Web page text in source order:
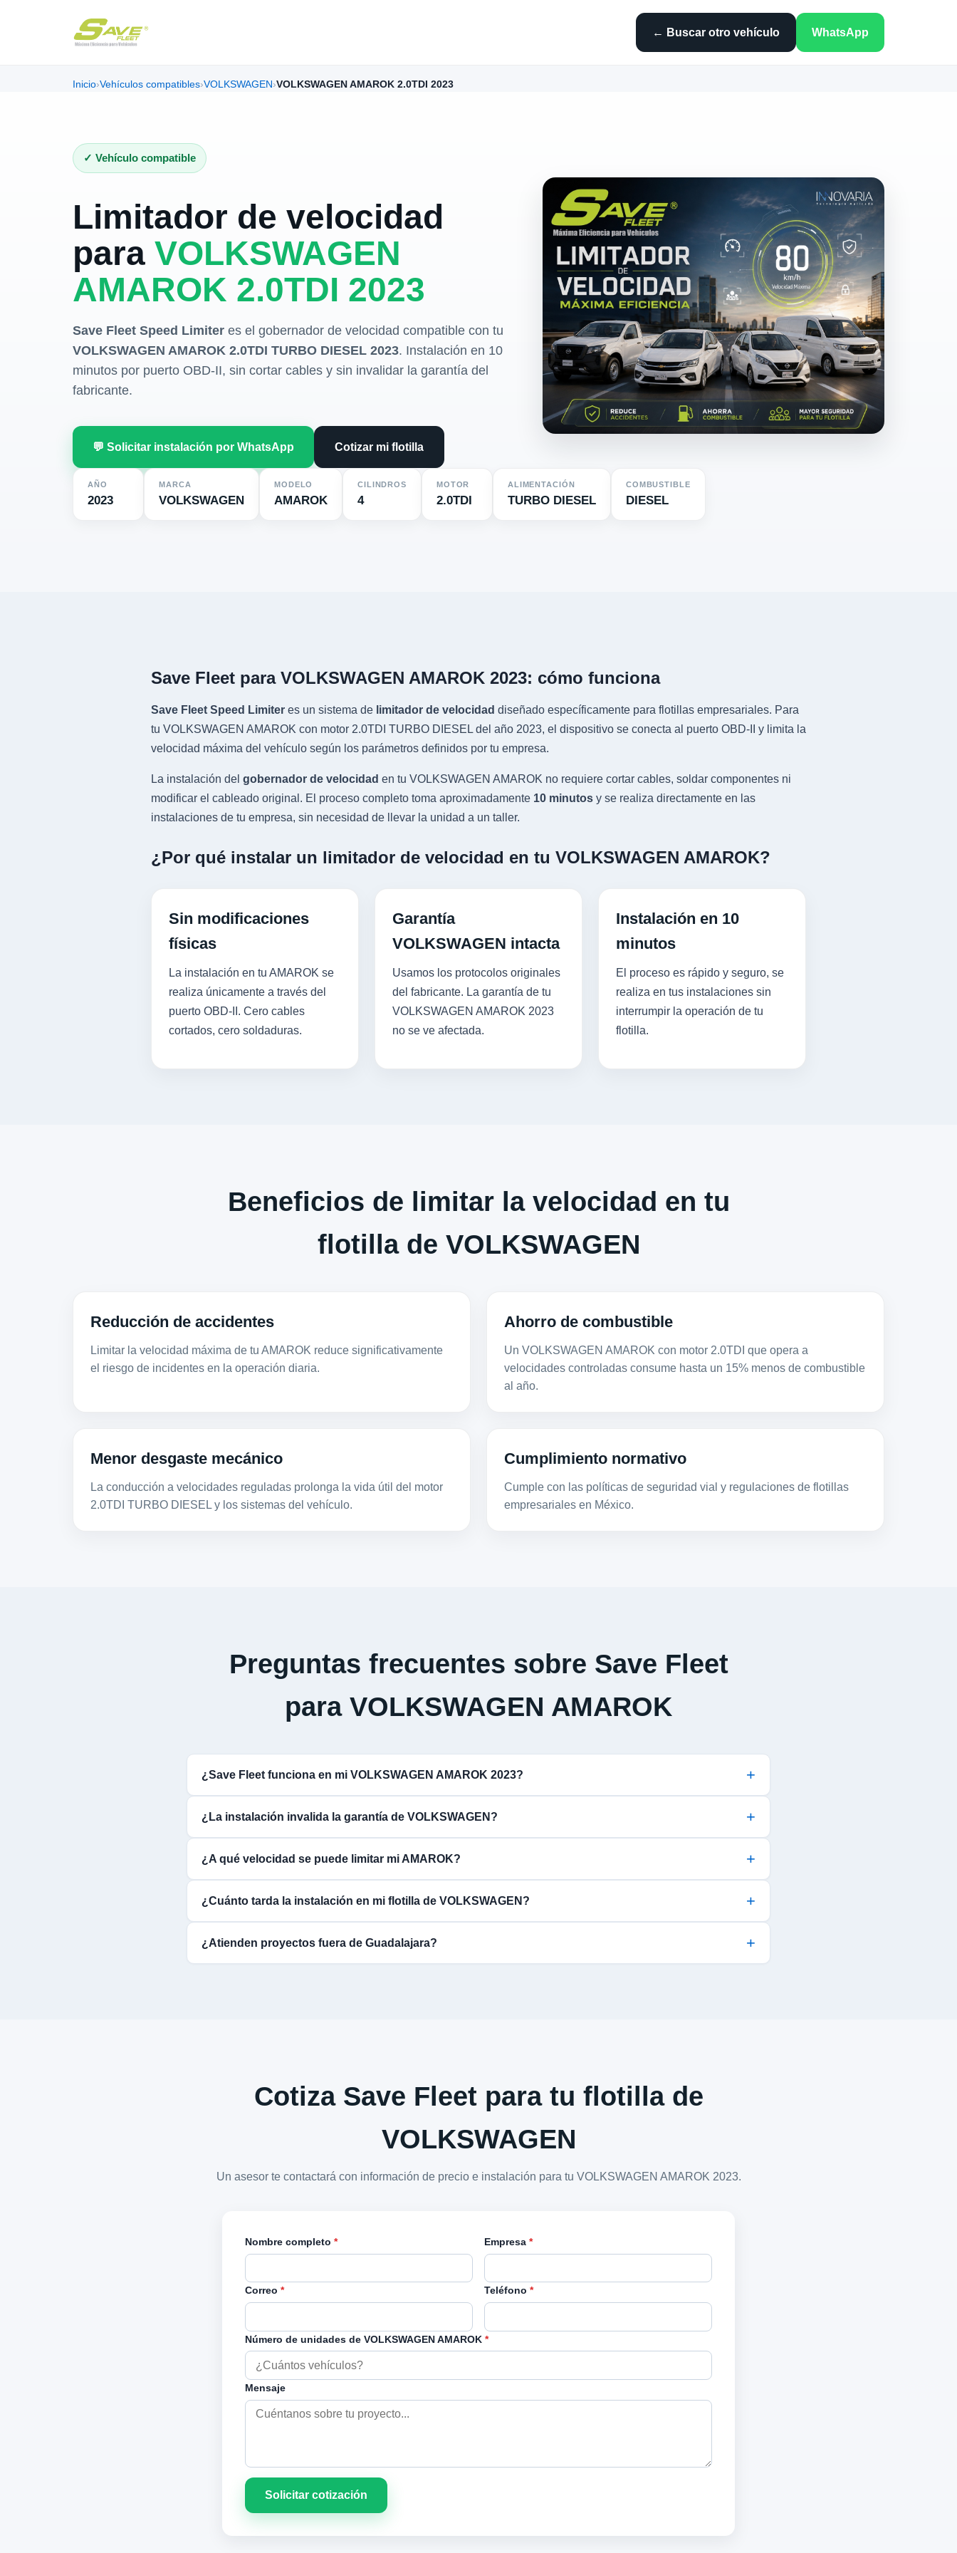
← Buscar otro vehículo WhatsApp
Inicio›Vehículos compatibles›VOLKSWAGEN ›VOLKSWAGEN AMAROK 2.0TDI 2023
✓ Vehículo compatible
Limitador de velocidad
para VOLKSWAGEN
AMAROK 2.0TDI 2023
Save Fleet Speed Limiter es el gobernador de velocidad compatible con tu
VOLKSWAGEN AMAROK 2.0TDI TURBO DIESEL 2023. Instalación en 10
minutos por puerto OBD-II, sin cortar cables y sin invalidar la garantía del
fabricante.
💬 Solicitar instalación por WhatsApp Cotizar mi flotilla
AÑO
2023
MARCA
VOLKSWAGEN
MODELO
AMAROK
CILINDROS
4
MOTOR
2.0TDI
ALIMENTACIÓN
TURBO DIESEL
COMBUSTIBLE
DIESEL
Save Fleet para VOLKSWAGEN AMAROK 2023: cómo funciona
Save Fleet Speed Limiter es un sistema de limitador de velocidad diseñado específicamente para flotillas empresariales. Para
tu VOLKSWAGEN AMAROK con motor 2.0TDI TURBO DIESEL del año 2023, el dispositivo se conecta al puerto OBD-II y limita la
velocidad máxima del vehículo según los parámetros definidos por tu empresa.
La instalación del gobernador de velocidad en tu VOLKSWAGEN AMAROK no requiere cortar cables, soldar componentes ni
modificar el cableado original. El proceso completo toma aproximadamente 10 minutos y se realiza directamente en las
instalaciones de tu empresa, sin necesidad de llevar la unidad a un taller.
¿Por qué instalar un limitador de velocidad en tu VOLKSWAGEN AMAROK?
Sin modificaciones
físicas
La instalación en tu AMAROK se
realiza únicamente a través del
puerto OBD-II. Cero cables
cortados, cero soldaduras.
Garantía
VOLKSWAGEN intacta
Usamos los protocolos originales
del fabricante. La garantía de tu
VOLKSWAGEN AMAROK 2023
no se ve afectada.
Instalación en 10
minutos
El proceso es rápido y seguro, se
realiza en tus instalaciones sin
interrumpir la operación de tu
flotilla.
Beneficios de limitar la velocidad en tu
flotilla de VOLKSWAGEN
Reducción de accidentes
Limitar la velocidad máxima de tu AMAROK reduce significativamente
el riesgo de incidentes en la operación diaria.
Ahorro de combustible
Un VOLKSWAGEN AMAROK con motor 2.0TDI que opera a
velocidades controladas consume hasta un 15% menos de combustible
al año.
Menor desgaste mecánico
La conducción a velocidades reguladas prolonga la vida útil del motor
2.0TDI TURBO DIESEL y los sistemas del vehículo.
Cumplimiento normativo
Cumple con las políticas de seguridad vial y regulaciones de flotillas
empresariales en México.
Preguntas frecuentes sobre Save Fleet
para VOLKSWAGEN AMAROK
¿Save Fleet funciona en mi VOLKSWAGEN AMAROK 2023?
¿La instalación invalida la garantía de VOLKSWAGEN?
¿A qué velocidad se puede limitar mi AMAROK?
¿Cuánto tarda la instalación en mi flotilla de VOLKSWAGEN?
¿Atienden proyectos fuera de Guadalajara?
Cotiza Save Fleet para tu flotilla de
VOLKSWAGEN
Un asesor te contactará con información de precio e instalación para tu VOLKSWAGEN AMAROK 2023.
Nombre completo * Empresa *
Correo * Teléfono *
Número de unidades de VOLKSWAGEN AMAROK *
Mensaje
Solicitar cotización